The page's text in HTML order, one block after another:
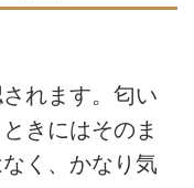
れます。匂い
きにはそのま
く、かなり気